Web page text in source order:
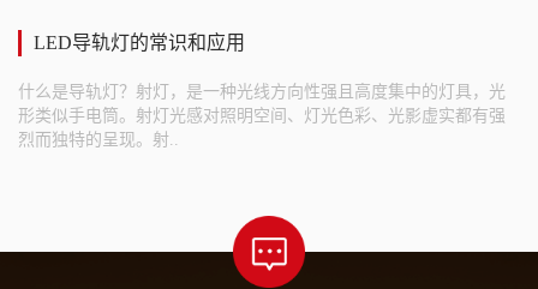
LED导轨灯的常识和应用
什么是导轨灯？射灯，是一种光线方向性强且高度集中的灯具，光
形类似手电筒。射灯光感对照明空间、灯光色彩、光影虚实都有强
烈而独特的呈现。射..